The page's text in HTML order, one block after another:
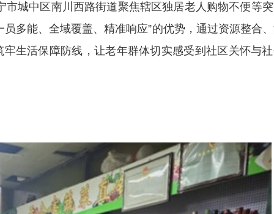
中区南川西路街道聚焦辖区独居老人购物不便等
多能、全域覆盖、精准响应”的优势，通过资源整合
生活保障防线，让老年群体切实感受到社区关怀与